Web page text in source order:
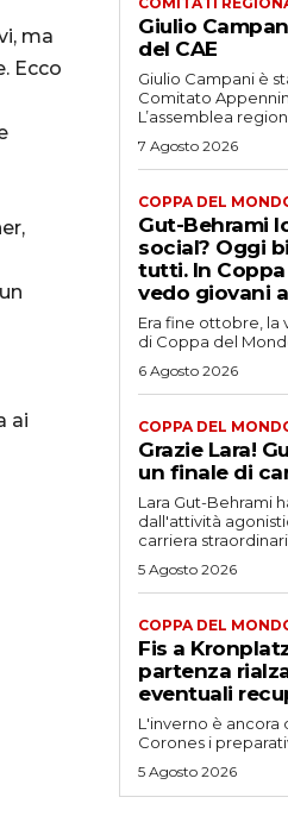
ma
Ecco
ai
Giulio
del CAE
Giulio Campani è
Comitato
L’assemblea
7 Agosto 2026
COPPA DEL
Gut-Behrami
social? Oggi
tutti. In Coppa
vedo giovani
Era fine ottobre, la
di Coppa del
6 Agosto 2026
COPPA DEL
Grazie Lara!
un finale di
Lara Gut-Behrami
dall'attività
carriera
5 Agosto 2026
COPPA DEL
Fis a
partenza
eventuali
L'inverno è ancora
Corones i
5 Agosto 2026